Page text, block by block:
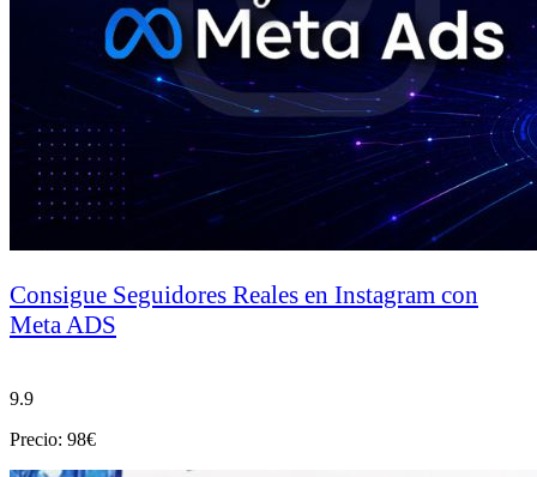
Consigue Seguidores Reales en Instagram con
Meta ADS
9.9
Precio: 98€